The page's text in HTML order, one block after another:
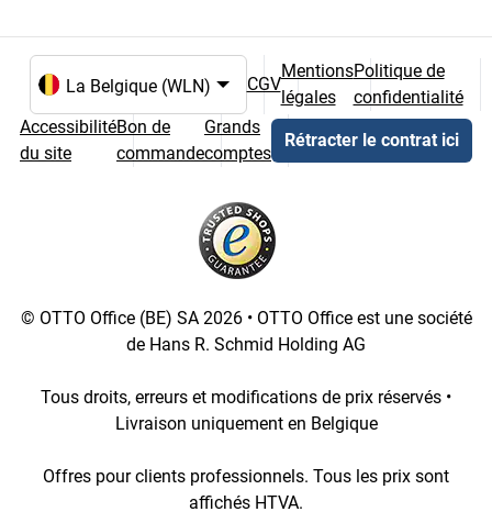
Choix de la langue et du pays
CGV
Mentions
légales
Politique de
confidentialité
Accessibilité
du site
Bon de
commande
Grands
comptes
Rétracter le contrat ici
© OTTO Office (BE) SA 2026 • OTTO Office est une société
de Hans R. Schmid Holding AG
Tous droits, erreurs et modifications de prix réservés •
Livraison uniquement en Belgique
Offres pour clients professionnels. Tous les prix sont
affichés HTVA.